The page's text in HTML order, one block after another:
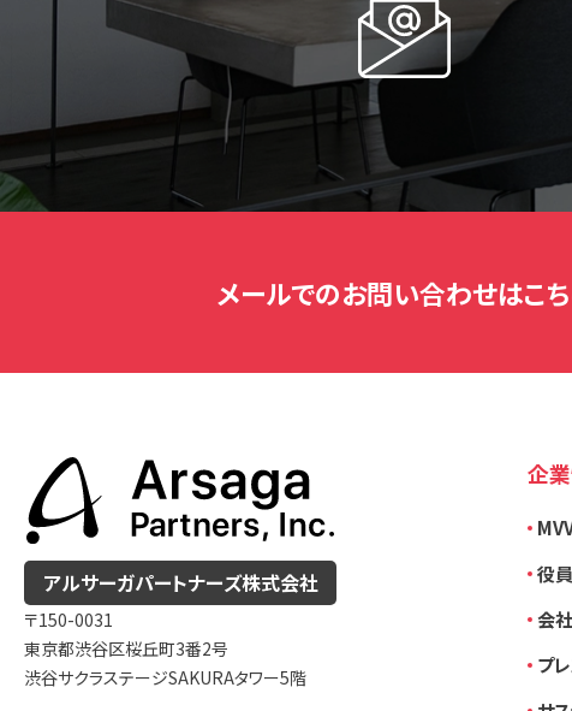
メールでのお問い合わせはこ
アルサーガパートナーズ株式会社
〒150-0031
東京都渋谷区桜丘町3番2号
渋谷サクラステージSAKURAタワー5階
企
役
会
プ